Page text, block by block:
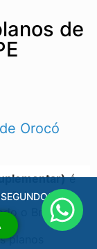
de
Orocó
é
não) a venda
o Brasil.
planos